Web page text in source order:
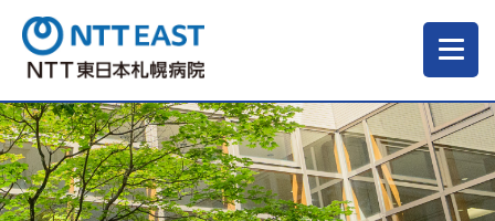
当院について
ご来院される方へ